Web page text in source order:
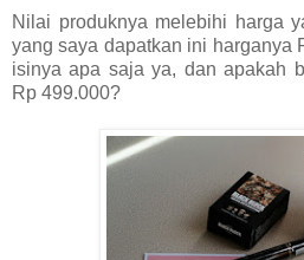
Nilai produknya melebihi harga
yang saya dapatkan ini harganya
isinya apa saja ya, dan apakah
Rp 499.000?